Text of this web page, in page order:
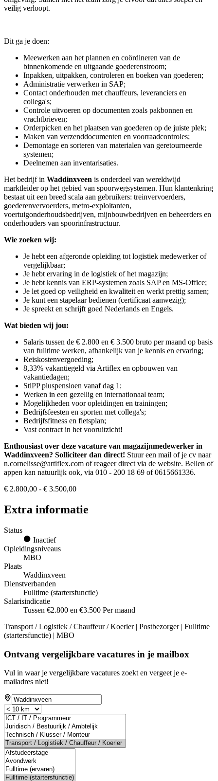
veilig verloopt.
Dit ga je doen:
Meewerken aan het plannen en coördineren van de
binnenkomende en uitgaande goederenstroom;
Inpakken, uitpakken, controleren en boeken van goederen;
Administratie verwerken in SAP;
Contact onderhouden met chauffeurs, leveranciers en
collega's;
Controle uitvoeren op documenten zoals pakbonnen en
vrachtbrieven;
Orderpicken en het plaatsen van goederen op de juiste plek;
Maken van verzenddocumenten en voorraadcontroles;
Demontage en sorteren van materialen van geretourneerde
systemen;
Deelnemen aan inventarisaties.
Het bedrijf in Waddinxveen is onderdeel van wereldwijd
marktleider op het gebied van spoorwegsystemen. Hun klantenkring
bestaat uit een breed scala aan gebruikers: treinvervoerders,
goederenvervoerders, metro-exploitanten,
voertuigonderhoudsbedrijven, mijnbouwbedrijven en beheerders en
onderhouders van spoorinfrastructuur.
Wie zoeken wij:
Je hebt een afgeronde opleiding tot logistiek medewerker of
vergelijkbaar;
Je hebt ervaring in de logistiek of het magazijn;
Je hebt kennis van ERP-systemen zoals SAP en MS-Office;
Je let goed op veiligheid en kwaliteit en werkt prettig samen;
Je kunt een stapelaar bedienen (certificaat aanwezig);
Je spreekt en schrijft goed Nederlands en Engels.
Wat bieden wij jou:
Salaris tussen de € 2.800 en € 3.500 bruto per maand op basis
van fulltime werken, afhankelijk van je kennis en ervaring;
Reiskostenvergoeding;
8,33% vakantiegeld via Artiflex en opbouwen van
vakantiedagen;
StiPP pluspensioen vanaf dag 1;
Werken in een gezellig en internationaal team;
Mogelijkheden voor opleidingen en trainingen;
Bedrijfsfeesten en sporten met collega's;
Bedrijfsfitness en fietsplan;
Vast contract in het vooruitzicht!
Enthousiast over deze vacature van magazijnmedewerker in
Waddinxveen? Solliciteer dan direct! Stuur een mail of je cv naar
n.cornelisse@artiflex.com of reageer direct via de website. Bellen of
appen kan natuurlijk ook, via 010 - 200 18 69 of 0615661336.
€ 2.800,00 - € 3.500,00
Extra informatie
Status
Inactief
Opleidingsniveaus
MBO
Plaats
Waddinxveen
Dienstverbanden
Fulltime (startersfunctie)
Salarisindicatie
Tussen €2.800 en €3.500 Per maand
Transport / Logistiek / Chauffeur / Koerier | Postbezorger | Fulltime
(startersfunctie) | MBO
Ontvang vergelijkbare vacatures in je mailbox
Vul in waar je vergelijkbare vacatures zoekt en vergeet je e-
mailadres niet!